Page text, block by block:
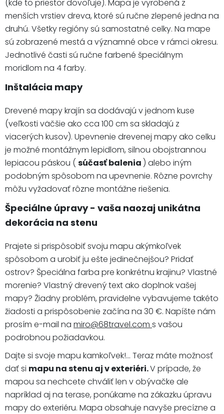
(kde to priestor dovoľuje). Mapa je vyrobená z
menších vrstiev dreva, ktoré sú ručne zlepené jedna na
druhú. Všetky regióny sú samostatné celky. Na mape
sú zobrazené mestá a významné obce v rámci okresu.
Jednotlivé časti sú ručne farbené špeciálnym
moridlom na 4 farby.
Inštalácia mapy
Drevené mapy krajín sa dodávajú v jednom kuse
(veľkosti väčšie ako cca 100 cm sa skladajú z
viacerých kusov). Upevnenie drevenej mapy ako celku
je možné montážnym lepidlom, silnou obojstrannou
lepiacou páskou ( súčasť balenia ) alebo iným
podobným spôsobom na upevnenie. Rôzne povrchy
môžu vyžadovať rôzne montážne riešenia.
Špeciálne úpravy - vaša naozaj unikátna
dekorácia na stenu
Prajete si prispôsobiť svoju mapu akýmkoľvek
spôsobom a urobiť ju ešte jedinečnejšou? Pridať
ostrov? Špeciálna farba pre konkrétnu krajinu? Vlastné
morenie? Vlastný drevený text ako doplnok vašej
mapy? Žiadny problém, pravidelne vybavujeme takéto
žiadosti a prispôsobenie začína na 30 €. Napíšte nám
prosím e-mail na miro@68travel.com s vašou
podrobnou požiadavkou.
Dajte si svoje mapu kamkoľvek!... Teraz máte možnosť
dať si mapu na stenu aj v exteriéri.V prípade, že
mapou sa nechcete chváliť len v obývačke ale
napríklad aj na terase, ponúkame na zákazku úpravu
mapy do exteriéru. Mapa obsahuje navyše precízne a